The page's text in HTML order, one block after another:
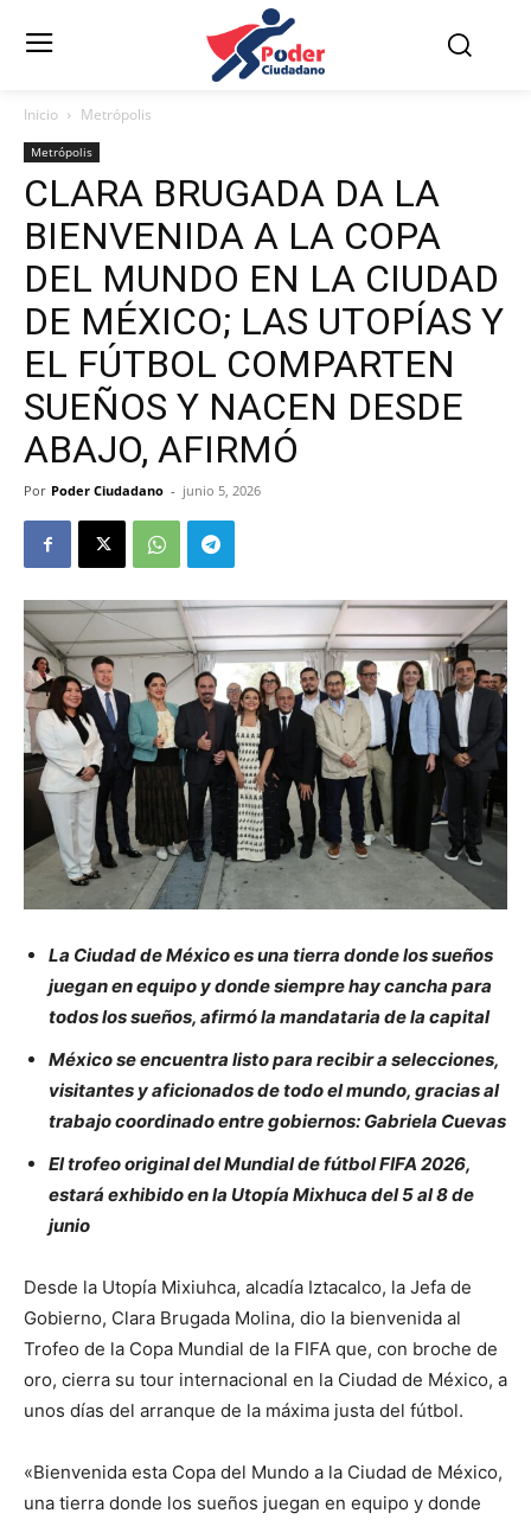
Inicio Metrópolis
Metrópolis
CLARA BRUGADA DA LA
BIENVENIDA A LA COPA
DEL MUNDO EN LA CIUDAD
DE MÉXICO; LAS UTOPÍAS Y
EL FÚTBOL COMPARTEN
SUEÑOS Y NACEN DESDE
ABAJO, AFIRMÓ
Por Poder Ciudadano - junio 5, 2026
La Ciudad de México es una tierra donde los sueños
juegan en equipo y donde siempre hay cancha para
todos los sueños, afirmó la mandataria de la capital
México se encuentra listo para recibir a selecciones,
visitantes y aficionados de todo el mundo, gracias al
trabajo coordinado entre gobiernos: Gabriela Cuevas
El trofeo original del Mundial de fútbol FIFA 2026,
estará exhibido en la Utopía Mixhuca del 5 al 8 de
junio
Desde la Utopía Mixiuhca, alcadía Iztacalco, la Jefa de
Gobierno, Clara Brugada Molina, dio la bienvenida al
Trofeo de la Copa Mundial de la FIFA que, con broche de
oro, cierra su tour internacional en la Ciudad de México, a
unos días del arranque de la máxima justa del fútbol.
«Bienvenida esta Copa del Mundo a la Ciudad de México,
una tierra donde los sueños juegan en equipo y donde